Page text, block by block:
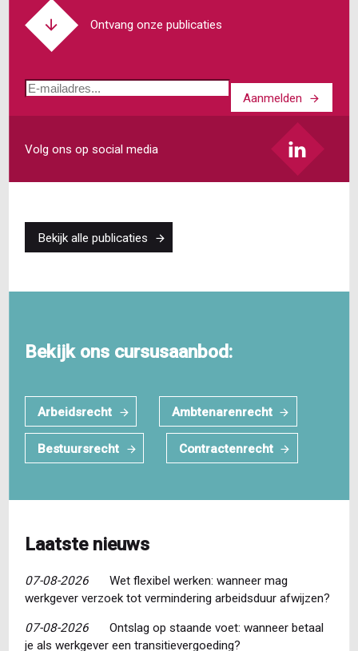
Ontvang onze publicaties
E-
Aanmelden
Volg ons op social media
Bekijk alle publicaties
Bekijk ons cursusaanbod:
Arbeidsrecht Ambtenarenrecht
Bestuursrecht Contractenrecht
Laatste nieuws
07-08-2026
Wet flexibel werken: wanneer mag
werkgever verzoek tot vermindering arbeidsduur afwijzen?
07-08-2026
Ontslag op staande voet: wanneer betaal
je als werkgever een transitievergoeding?